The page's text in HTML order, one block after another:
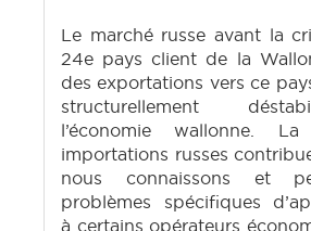
Le marché russe avant la
24e pays client de la
des exportations vers ce
structurellement
l’économie wallonne.
importations russes
nous connaissons et
problèmes spécifiques
à certains opérateurs